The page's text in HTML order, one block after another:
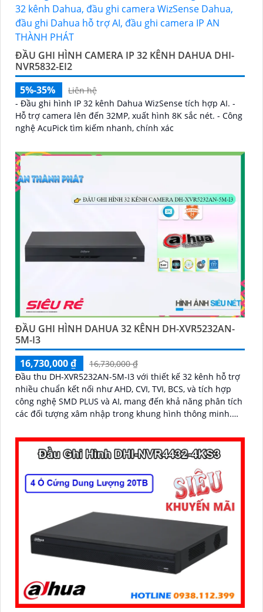
ĐẦU GHI HÌNH CAMERA IP 32 KÊNH DAHUA DHI-
NVR5832-EI2
5%-35%
Liên hệ
- Đầu ghi hình IP 32 kênh Dahua WizSense tích hợp AI. -
Hỗ trợ camera lên đến 32MP, xuất hình 8K sắc nét. - Công
nghệ AcuPick tìm kiếm nhanh, chính xác
ĐẦU GHI HÌNH DAHUA 32 KÊNH DH-XVR5232AN-
5M-I3
16,730,000 ₫
16,730,000 ₫
Đầu thu DH-XVR5232AN-5M-I3 với thiết kế 32 kênh hỗ trợ
nhiều chuẩn kết nối như AHD, CVI, TVI, BCS, và tích hợp
công nghệ SMD PLUS và AI, mang đến khả năng phân tích
các đối tượng xâm nhập trong khung hình thông minh.
năng mở rộng thêm 16 kênh IP đáp ứng nhu cầu dễ dàng